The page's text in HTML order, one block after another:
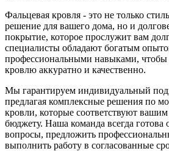
Фальцевая кровля - это не только
решение для вашего дома, но и
покрытие, которое прослужит вам
специалисты обладают богатым
профессиональными навыками, чтобы
кровлю аккуратно и качественно.
Мы гарантируем индивидуальный
предлагая комплексные решения по
кровли, которые соответствуют
бюджету. Наша команда всегда готова
вопросы, предложить
выполнить работу в согласованные